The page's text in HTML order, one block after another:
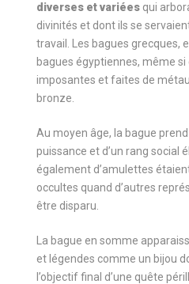
diverses et variées qui
divinités et dont ils se
travail. Les bagues grecques,
bagues égyptiennes, même
imposantes et faites de
bronze.
Au moyen âge, la bague
puissance et d’un rang social
également d’amulettes
occultes quand d’autres
être disparu.
La bague en somme
et légendes comme un bijou
l’objectif final d’une quête